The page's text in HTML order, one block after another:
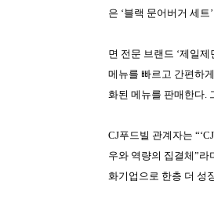
은 ‘블랙 문어버거 세트’
면 전문 브랜드 ‘제일제
메뉴를 빠르고 간편하
화된 메뉴를 판매한다.
CJ푸드빌 관계자는 “‘CJ
우와 역량의 집결체”라
화기업으로 한층 더 성